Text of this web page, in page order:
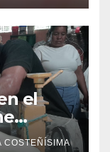
el
COSTEÑÍSIMA